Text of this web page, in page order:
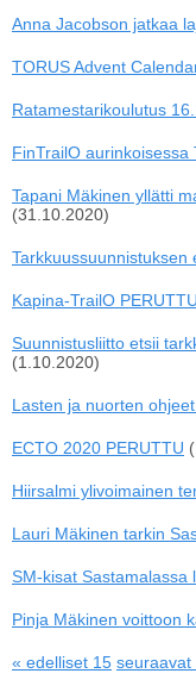
Anna Jacobson jatkaa
TORUS Advent
Ratamestarikoulutus
FinTrailO aurinkoisessa
Tapani Mäkinen yllätti
(31.10.2020)
Tarkkuussuunnistuksen
Kapina-TrailO PERUTTU
Suunnistusliitto etsii
(1.10.2020)
Lasten ja nuorten
ECTO 2020 PERUTTU
Hiirsalmi ylivoimainen
Lauri Mäkinen tarkin
SM-kisat Sastamalassa
Pinja Mäkinen voittoon
« edelliset 15 seuraavat